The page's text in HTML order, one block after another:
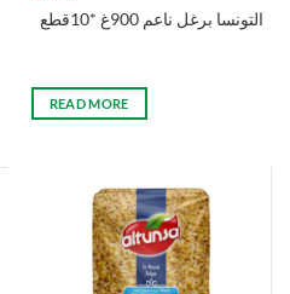
التونسا برغل ناعم 900غ *10قطع
READ MORE